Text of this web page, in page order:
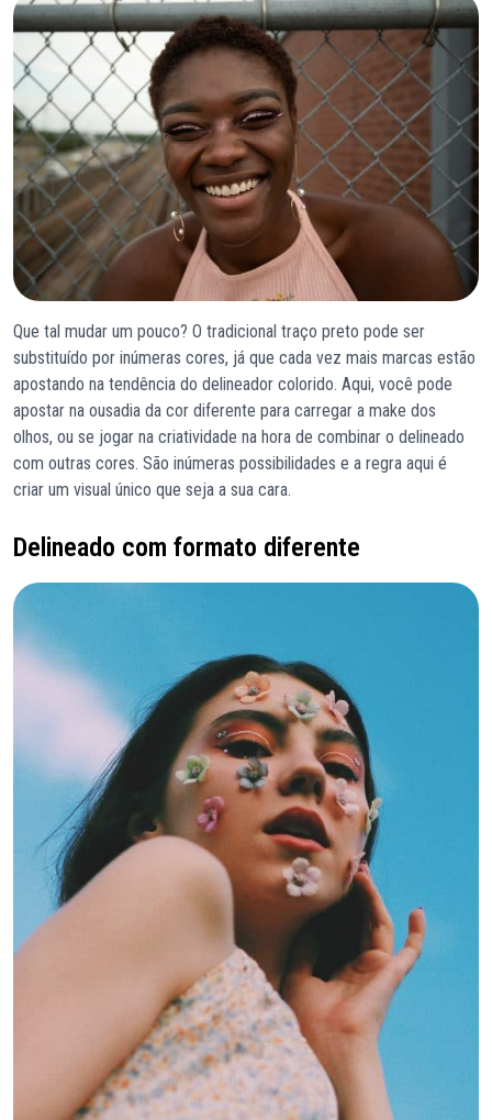
Que tal mudar um pouco? O tradicional traço preto pode ser
substituído por inúmeras cores, já que cada vez mais marcas estão
apostando na tendência do delineador colorido. Aqui, você pode
apostar na ousadia da cor diferente para carregar a make dos
olhos, ou se jogar na criatividade na hora de combinar o delineado
com outras cores. São inúmeras possibilidades e a regra aqui é
criar um visual único que seja a sua cara.
Delineado com formato diferente